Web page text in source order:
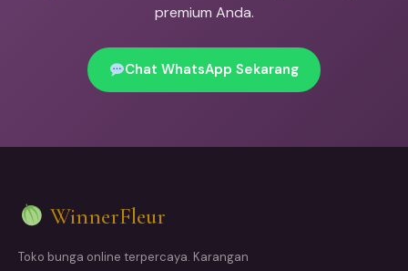
premium Anda.
Chat WhatsApp Sekarang
WinnerFleur
Toko bunga online terpercaya. Karangan